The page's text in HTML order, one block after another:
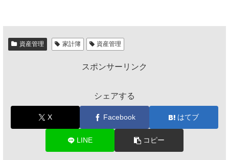
資産管理 家計簿 資産管理
スポンサーリンク
シェアする
X Facebook はてブ
LINE コピー